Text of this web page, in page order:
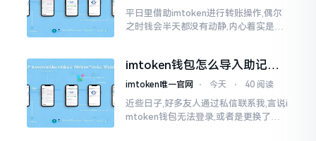
平日里借助imtoken进行转账操作,偶尔
之时钱会半天都没有动静,内心着实是挺
这个东西呢
imtoken钱包怎么导入助记
词？手把手教你找回资产
imtoken唯一官网 ⋅ 今天 ⋅ 40 阅读
近些日子,好多友人通过私信联系我,言说i
mtoken钱包无法登录,或者是更换了手